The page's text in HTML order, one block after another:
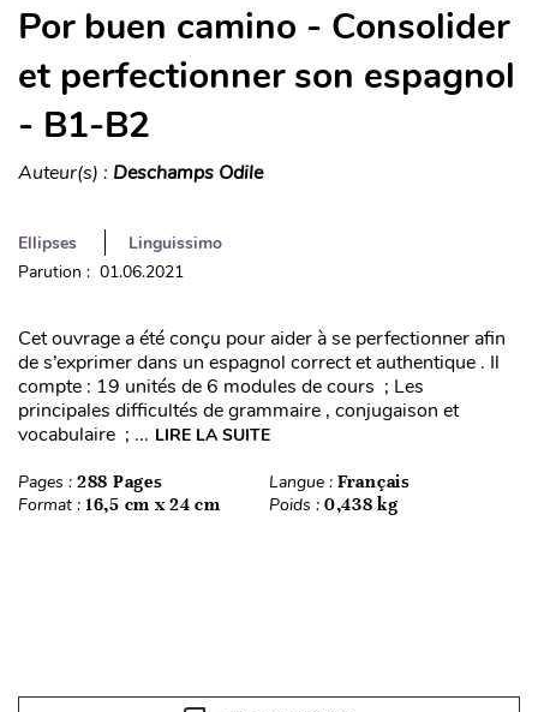
Por buen camino - Consolider
et perfectionner son espagnol
- B1-B2
Auteur(s) : Deschamps Odile
Ellipses
Linguissimo
Parution : 01.06.2021
Cet ouvrage a été conçu pour aider à se perfectionner afin
de s’exprimer dans un espagnol correct et authentique . Il
compte : 19 unités de 6 modules de cours ; Les
principales difficultés de grammaire , conjugaison et
vocabulaire ; ... LIRE LA SUITE
Pages : 288 Pages Langue : Français
Format : 16,5 cm x 24 cm Poids : 0,438 kg